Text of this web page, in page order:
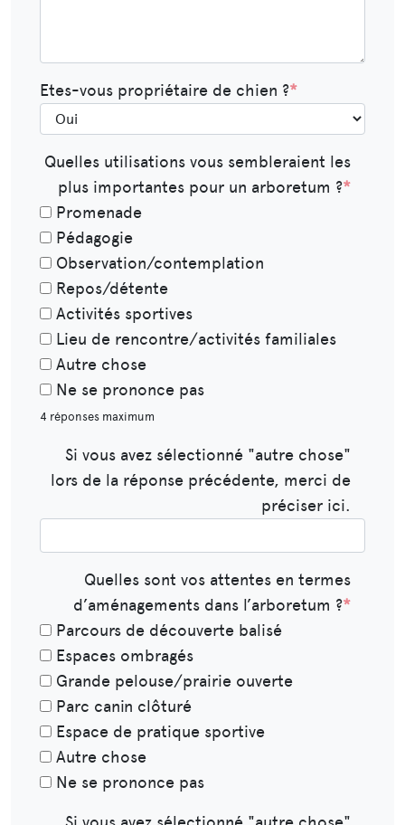
Etes-vous propriétaire de chien ?*
Quelles utilisations vous sembleraient les
plus importantes pour un arboretum ?*
Promenade
Pédagogie
Observation/contemplation
Repos/détente
Activités sportives
Lieu de rencontre/activités familiales
Autre chose
Ne se prononce pas
4 réponses maximum
Si vous avez sélectionné "autre chose"
lors de la réponse précédente, merci de
préciser ici.
Quelles sont vos attentes en termes
d’aménagements dans l’arboretum ?*
Parcours de découverte balisé
Espaces ombragés
Grande pelouse/prairie ouverte
Parc canin clôturé
Espace de pratique sportive
Autre chose
Ne se prononce pas